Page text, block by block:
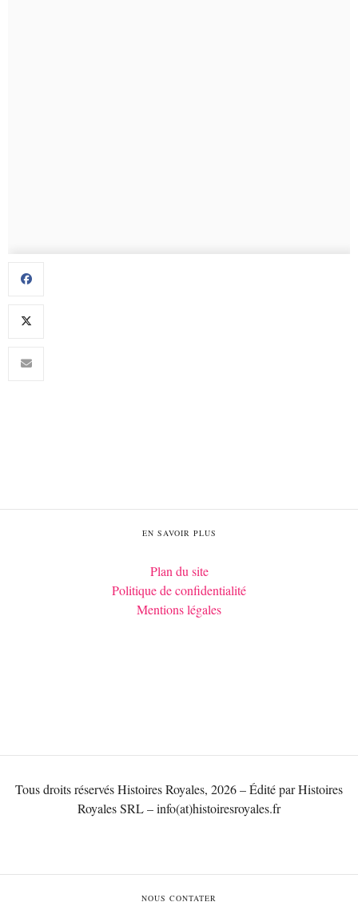
EN SAVOIR PLUS
Plan du site
Politique de confidentialité
Mentions légales
Tous droits réservés Histoires Royales, 2026 – Édité par Histoires
Royales SRL – info(at)histoiresroyales.fr
NOUS CONTATER